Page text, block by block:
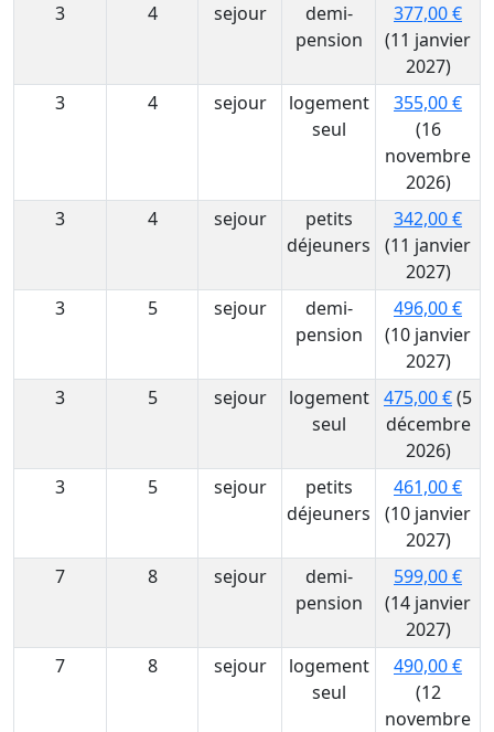
3
4 sejour
demi-
pension
377,00 €
(11 janvier
2027)
3
4 sejour
logement
seul
355,00 €
(16
novembre
2026)
3
4 sejour
petits
déjeuners
342,00 €
(11 janvier
2027)
3
5 sejour
demi-
pension
496,00 €
(10 janvier
2027)
3
5 sejour
logement
seul
475,00 €(5
décembre
2026)
3
5 sejour
petits
déjeuners
461,00 €
(10 janvier
2027)
7
8 sejour
demi-
pension
599,00 €
(14 janvier
2027)
7
8 sejour
logement
seul
490,00 €
(12
novembre